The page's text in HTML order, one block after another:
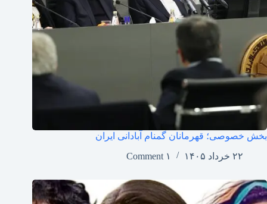
بخش خصوصی؛ قهرمانان گمنام آبادانی ایران
۲۲ خرداد ۱۴۰۵
۱ Comment